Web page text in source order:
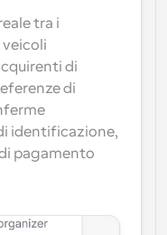
tra i
di
di
identificazione,
pagamento